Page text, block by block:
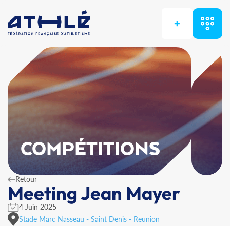
+
COMPÉTITIONS
Retour
Meeting Jean Mayer
4 Juin 2025
Stade Marc Nasseau - Saint Denis - Reunion